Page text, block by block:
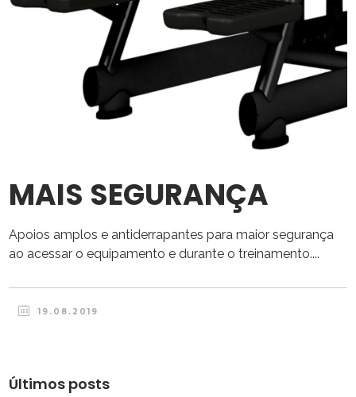
MAIS SEGURANÇA
Apoios amplos e antiderrapantes para maior segurança
ao acessar o equipamento e durante o treinamento....
19.08.2019
Últimos posts